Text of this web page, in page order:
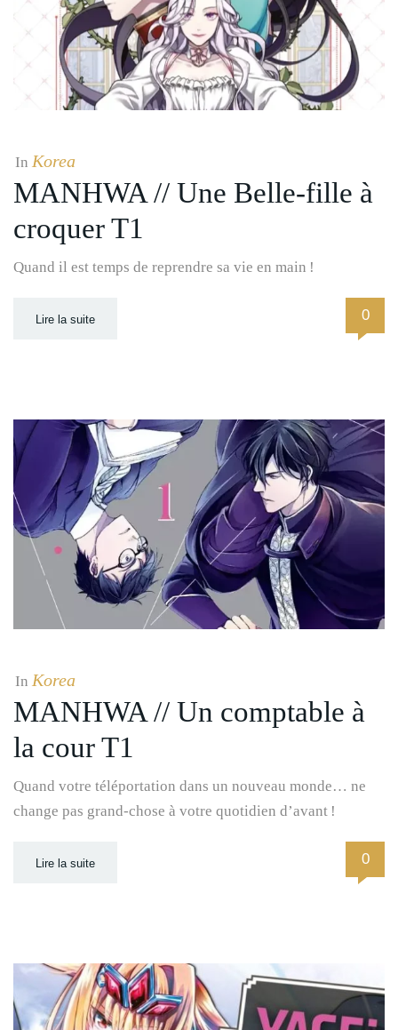
In Korea
MANHWA // Une Belle-fille à
croquer T1
Quand il est temps de reprendre sa vie en main !
Lire la suite 0
In Korea
MANHWA // Un comptable à
la cour T1
Quand votre téléportation dans un nouveau monde… ne
change pas grand-chose à votre quotidien d’avant !
Lire la suite 0